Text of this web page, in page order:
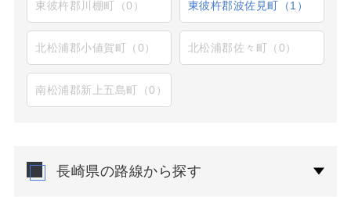
東彼杵郡川棚町（0） 東彼杵郡波佐見町（1）
北松浦郡小値賀町（0） 北松浦郡佐々町（0）
南松浦郡新上五島町（0）
長崎県の路線から探す